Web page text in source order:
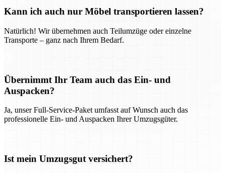
Kann ich auch nur Möbel transportieren lassen?
Natürlich! Wir übernehmen auch Teilumzüge oder einzelne
Transporte – ganz nach Ihrem Bedarf.
Übernimmt Ihr Team auch das Ein- und
Auspacken?
Ja, unser Full-Service-Paket umfasst auf Wunsch auch das
professionelle Ein- und Auspacken Ihrer Umzugsgüter.
Ist mein Umzugsgut versichert?